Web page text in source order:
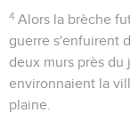
4 Alors la brèche
guerre s'enfuirent
deux murs près
environnaient la
plaine.